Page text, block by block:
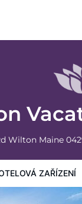
Wilton Maine
ZAŘÍZENÍ